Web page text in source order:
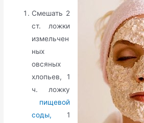
Смешать 2
ст. ложки
измельчен
ных
овсяных
хлопьев, 1
ч. ложку
пищевой
соды, 1